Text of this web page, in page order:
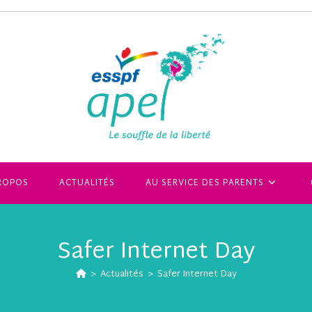
ACTUALITÉS AU SERVICE DES PARENTS
Safer Internet Day
> Actualités > Safer Internet Day